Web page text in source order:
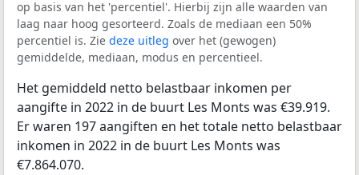
op basis van het 'percentiel'. Hierbij zijn alle waarden van
laag naar hoog gesorteerd. Zoals de mediaan een 50%
percentiel is. Zie deze uitleg over het (gewogen)
gemiddelde, mediaan, modus en percentieel.
Het gemiddeld netto belastbaar inkomen per
aangifte in 2022 in de buurt Les Monts was €39.919.
Er waren 197 aangiften en het totale netto belastbaar
inkomen in 2022 in de buurt Les Monts was
€7.864.070.